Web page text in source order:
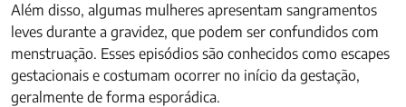
Além disso, algumas mulheres apresentam sangramentos
leves durante a gravidez, que podem ser confundidos com
menstruação. Esses episódios são conhecidos como escapes
gestacionais e costumam ocorrer no início da gestação,
geralmente de forma esporádica.